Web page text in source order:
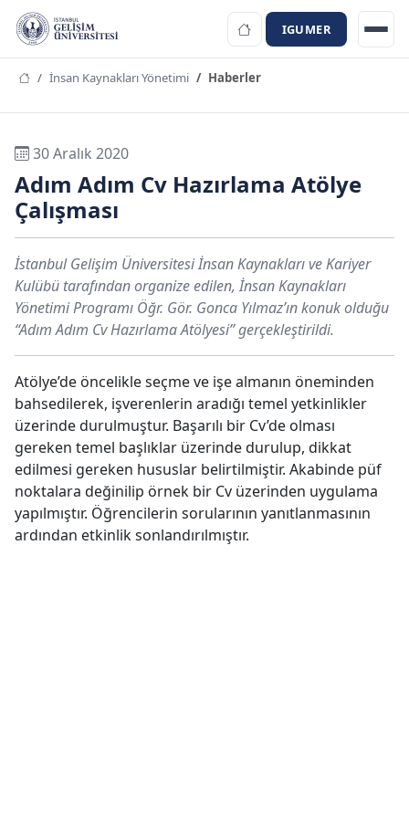
IGUMER
İnsan Kaynakları Yönetimi Haberler
30 Aralık 2020
Adım Adım Cv Hazırlama Atölye
Çalışması
İstanbul Gelişim Üniversitesi İnsan Kaynakları ve Kariyer
Kulübü tarafından organize edilen, İnsan Kaynakları
Yönetimi Programı Öğr. Gör. Gonca Yılmaz’ın konuk olduğu
“Adım Adım Cv Hazırlama Atölyesi” gerçekleştirildi.
Atölye’de öncelikle seçme ve işe almanın öneminden
bahsedilerek, işverenlerin aradığı temel yetkinlikler
üzerinde durulmuştur. Başarılı bir Cv’de olması
gereken temel başlıklar üzerinde durulup, dikkat
edilmesi gereken hususlar belirtilmiştir. Akabinde püf
noktalara değinilip örnek bir Cv üzerinden uygulama
yapılmıştır. Öğrencilerin sorularının yanıtlanmasının
ardından etkinlik sonlandırılmıştır.